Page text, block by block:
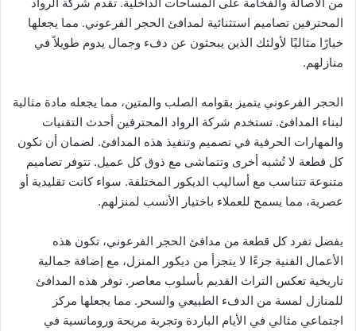
المحترفين تصاميم استثنائية لمدافئ الحجر الفرعوني. مما يجعلها
خيارًا مثاليًا لأولئك الذين يبحثون عن دفء وجمال يدوم طويلاً في
منازلهم.
الحجر الفرعوني يتميز بقوامه الصلب والمتين، مما يجعله مادة مثالية
لبناء المدافئ. تستخدم شركة الرواد المحترفين أحدث التقنيات
والمهارات الحرفية في تصميم وتنفيذ هذه المدافئ. لضمان أن تكون
كل قطعة لا تُشبه أخرى وتتماشى مع ذوق كل عميل. تتوفر تصاميم
متنوعة تتناسب مع أساليب الديكور المختلفة. سواء كانت تقليدية أو
عصرية، مما يسمح للعملاء باختيار الأنسب لمنزلهم.
بفضل تفرد كل قطعة من مدافئ الحجر الفرعوني، تكون هذه
الأعمال الفنية جزءًا لا يتجزأ من ديكور المنزل، مع إضافة جمالية
تاريخية تعكس التراث القديم بأسلوب معاصر. توفر هذه المدافئ
للمنازل لمسة من الدفء الطبيعي والسحر. مما يجعلها مركز
اجتماعي مثالي في الأيام الباردة وتجربة مريحة ورومانسية في